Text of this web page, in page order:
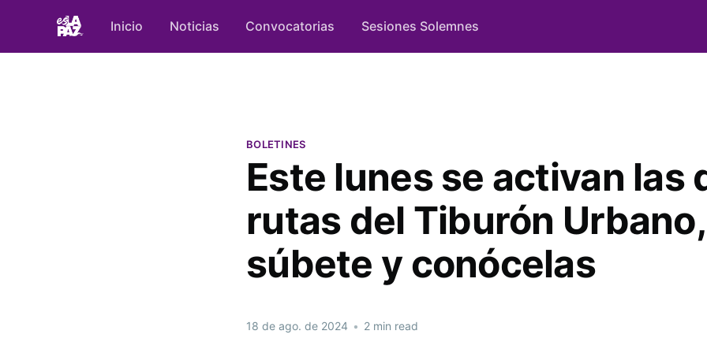
Inicio Noticias Convocatorias Sesiones Solemnes
BOLETINES
Este lunes se activan las
rutas del Tiburón Urbano,
súbete y conócelas
18 de ago. de 2024 • 2 min read